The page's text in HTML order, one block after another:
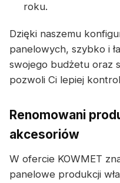
roku.
Dzięki naszemu
panelowych, szybko i
swojego budżetu oraz
pozwoli Ci lepiej
Renomowani
akcesoriów
W ofercie KOWMET
panelowe produkcji